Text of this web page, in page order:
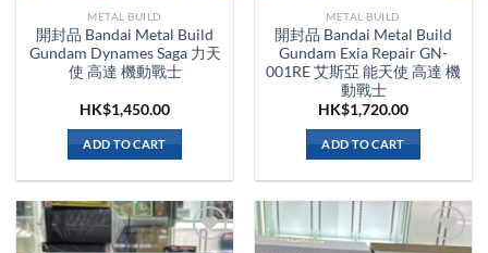
METAL BUILD
開封品 Bandai Metal Build
Gundam Dynames Saga 力天
使 高達 機動戰士
HK$1,450.00
ADD TO CART
METAL BUILD
開封品 Bandai Metal Build
Gundam Exia Repair GN-
001RE 艾斯亞 能天使 高達 機
動戰士
HK$1,720.00
ADD TO CART